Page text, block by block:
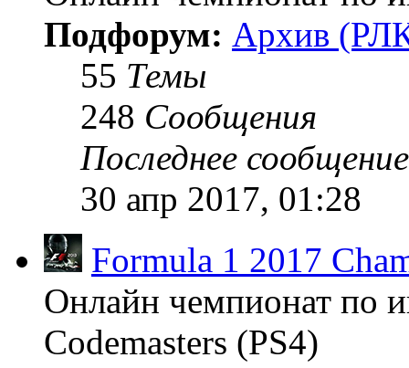
Подфорум: Архив
55 Темы
248 Сообщения
Последнее сообщение
30 апр 2017, 01:28
Formula 1 2017
Онлайн чемпионат по
Codemasters (PS4)